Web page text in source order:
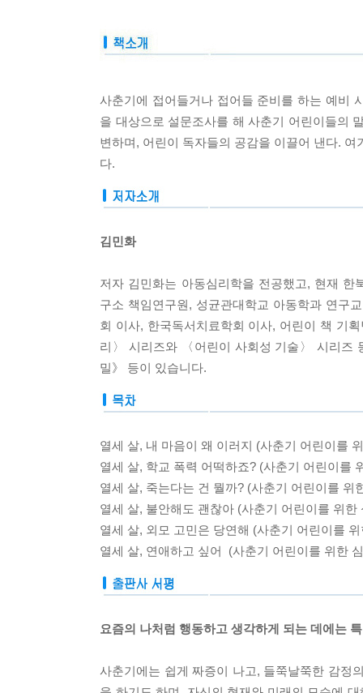
사춘기에 접어들거나 접어들 준비를 하는 예비
을 대상으로 설문조사를 해 사춘기 어린이들의
변하며, 어린이 독자들의 공감을 이끌어 낸다.
다.
김민화
저자 김민화는 아동심리학을 전공했고, 현재 한
구소 책임연구원, 성균관대학교 아동학과 연구
회 이사, 한국독서치료학회 이사, 어린이 책 기
리〉 시리즈와 〈어린이 사회성 기술〉 시리즈
밀》 등이 있습니다.
열세 살, 내 마음이 왜 이러지 (사춘기 어린이를
열세 살, 학교 폭력 어떡하죠? (사춘기 어린이를
열세 살, 죽는다는 건 뭘까? (사춘기 어린이를 위
열세 살, 불안해도 괜찮아 (사춘기 어린이를 위한
열세 살, 외모 고민은 당연해 (사춘기 어린이를
열세 살, 연애하고 싶어 (사춘기 어린이를 위한
요즘의 나처럼 행동하고 생각하게 되는 데에는
사춘기에는 쉽게 짜증이 나고, 들쭉날쭉한 감정